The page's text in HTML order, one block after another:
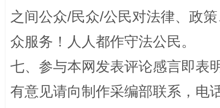
之间公众/民众/公民对法律、政
众服务！人人都作守法公民。
七、参与本网发表评论感言即表
有意见请向制作采编部联系，电